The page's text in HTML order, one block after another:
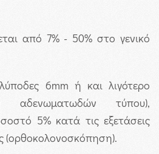
από 7% - 50% στο γενικό
6mm ή και λιγότερο
αδενωματωδών τύπου),
5% κατά τις εξετάσεις
(ορθοκολονοσκόπηση).